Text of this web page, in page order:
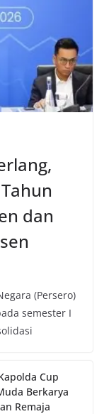
dan
(Persero)
semester I
Cup
Berkarya
Remaja